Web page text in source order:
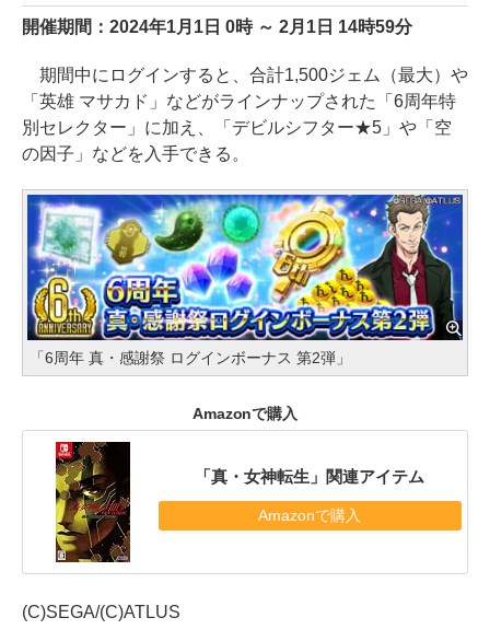
開催期間：2024年1月1日 0時 ～ 2月1日 14時59分
期間中にログインすると、合計1,500ジェム（最大）や
「英雄 マサカド」などがラインナップされた「6周年特
別セレクター」に加え、「デビルシフター★5」や「空
の因子」などを入手できる。
「6周年 真・感謝祭 ログインボーナス 第2弾」
Amazonで購入
「真・女神転生」関連アイテム
Amazonで購入
(C)SEGA/(C)ATLUS